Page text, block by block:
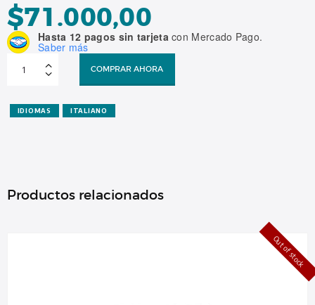
$71.000,00
Hasta 12 pagos sin tarjetacon Mercado Pago.
Saber más
Intermedio
cantidad
COMPRAR AHORA
IDIOMAS ITALIANO
Productos relacionados
Out of stock